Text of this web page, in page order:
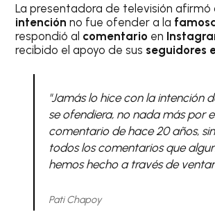
La presentadora de televisión afirmó
intenciónno fue ofender a la
respondió al comentario en
recibido el apoyo de sus seguidores
"Jamás lo hice con la intención
se ofendiera, no nada más por
comentario de hace 20 años,
todos los comentarios que
hemos hecho a través de
Pati Chapoy